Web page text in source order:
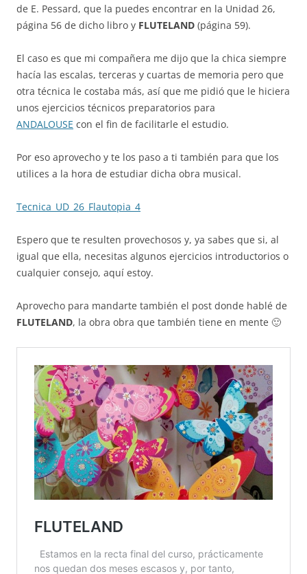
de E. Pessard, que la puedes encontrar en la Unidad 26,
página 56 de dicho libro y FLUTELAND (página 59).
El caso es que mi compañera me dijo que la chica siempre
hacía las escalas, terceras y cuartas de memoria pero que
otra técnica le costaba más, así que me pidió que le hiciera
unos ejercicios técnicos preparatorios para
ANDALOUSE con el fin de facilitarle el estudio.
Por eso aprovecho y te los paso a ti también para que los
utilices a la hora de estudiar dicha obra musical.
Tecnica_UD_26_Flautopia_4
Espero que te resulten provechosos y, ya sabes que si, al
igual que ella, necesitas algunos ejercicios introductorios o
cualquier consejo, aquí estoy.
Aprovecho para mandarte también el post donde hablé de
FLUTELAND, la obra obra que también tiene en mente 🙂